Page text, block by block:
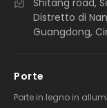
Distretto di
Guangdong,
Porte
Porte in legno in